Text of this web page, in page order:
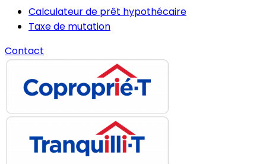
Calculateur de prêt hypothécaire
Taxe de mutation
Contact